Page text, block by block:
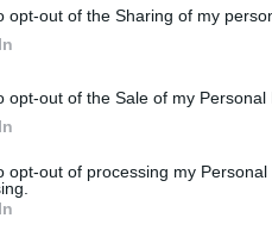
opt-out of the Sharing of my
opt-out of the Sale of my Personal
opt-out of processing my Personal
helyezte a